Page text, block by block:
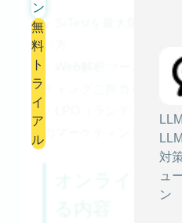
ン
無
料
ト
ラ
イ
ア
ル
対
ュ
ン
・SiTestを最大限活用
い方
・Web解析ツール導入
・LPO（ランディング
のマーケティングご担
オンライン